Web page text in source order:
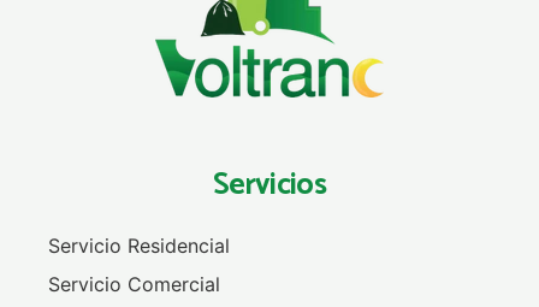
Servicios
Servicio Residencial
Servicio Comercial